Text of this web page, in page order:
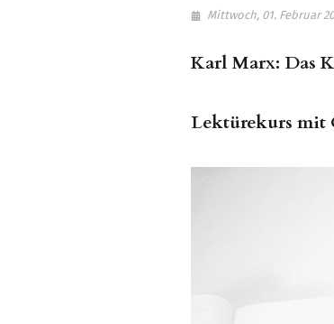
Mittwoch, 01. Februar
Karl Marx: Das
Lektürekurs